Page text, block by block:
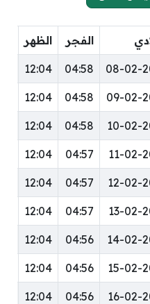
الفجر الظهر
08-02-
04:58
12:04
09-02-
04:58
12:04
10-02-
04:58
12:04
11-02-
04:57
12:04
12-02-
04:57
12:04
13-02-
04:57
12:04
14-02-
04:56
12:04
15-02-
04:56
12:04
16-02-
04:56
12:04